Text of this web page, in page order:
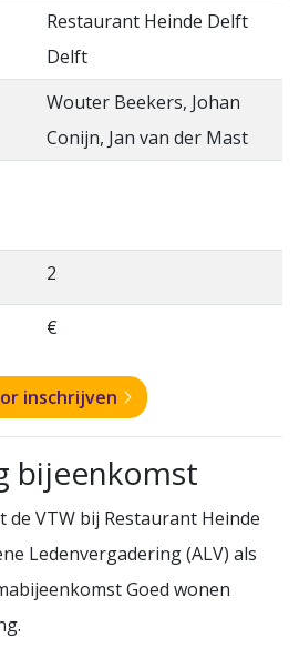
Restaurant Heinde Delft
Delft
Wouter Beekers, Johan
Conijn, Jan van der Mast
2
€
inschrijven
bijeenkomst
VTW bij Restaurant Heinde
Ledenvergadering (ALV) als
Goed wonen